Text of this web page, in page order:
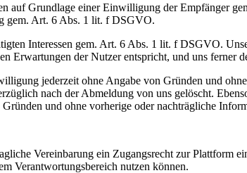
auf Grundlage einer Einwilligung der Empfänger
gem. Art. 6 Abs. 1 lit. f DSGVO.
Interessen gem. Art. 6 Abs. 1 lit. f DSGVO.
Erwartungen der Nutzer entspricht, und uns
jederzeit ohne Angabe von Gründen und
nach der Abmeldung von uns gelöscht.
und ohne vorherige oder nachträgliche
Vereinbarung ein Zugangsrecht zur Plattform
Verantwortungsbereich nutzen können.